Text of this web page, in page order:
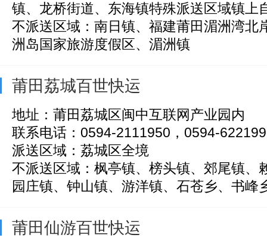
镇、龙桥街道、东海镇特殊派送区域镇上
不派送区域：南日镇、福建莆田湄洲湾北
洲岛国家旅游度假区、湄洲镇
莆田荔城百世快运
地址：莆田荔城区闽中互联网产业园内
联系电话：0594-2111950，0594-
派送区域：荔城区全境
不派送区域：枫亭镇、榜头镇、郊尾镇、
园庄镇、钟山镇、游洋镇、石苍乡、书峰
莆田仙游百世快运